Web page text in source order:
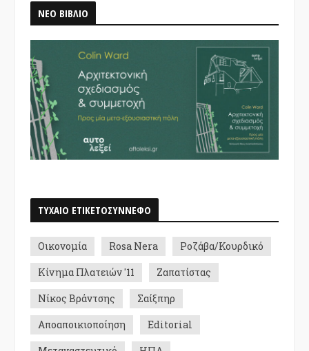
ΝΕΟ ΒΙΒΛΙΟ
ΤΥΧΑΙΟ ΕΤΙΚΕΤΟΣΥΝΝΕΦΟ
Οικονομία Rosa Nera
Ροζάβα/Κουρδικό
Κίνημα Πλατειών '11
Ζαπατίστας
Νίκος Βράντσης
Σαίξπηρ
Αποαποικιοποίηση
Editorial